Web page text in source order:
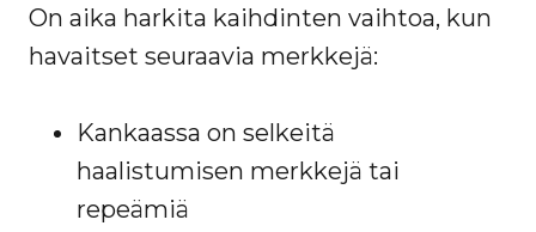
On aika harkita kaihdinten vaihtoa, kun
havaitset seuraavia merkkejä:
Kankaassa on selkeitä
haalistumisen merkkejä tai
repeämiä